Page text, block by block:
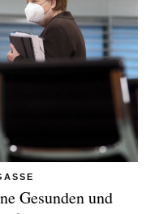
Gesunden und